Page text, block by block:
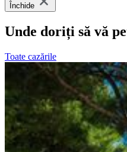
Închide
Unde doriți să vă
Toate cazările